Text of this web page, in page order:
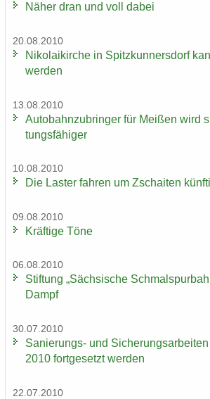
Näher dran und voll dabei
20.08.2010
Ni­ko­lai­kir­che in Spitz­kun­ners­dorf
wer­den
13.08.2010
Au­to­bahn­zu­brin­ger für Mei­ßen wird
tungs­fä­hi­ger
10.08.2010
Die Las­ter fah­ren um Zschai­ten
09.08.2010
Kräf­ti­ge Töne
06.08.2010
Stif­tung „Säch­si­sche
Dampf
30.07.2010
Sanierungs-​ und
2010 fort­ge­setzt wer­den
22.07.2010